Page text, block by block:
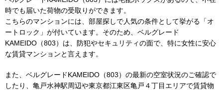
時でも届いた荷物の受取りができます。
こちらのマンションには、部屋探しで人気の条件として挙がる「オ
ートロック」が付いています。そのため、ベルグレード
KAMEIDO（803）は、防犯やセキュリティの面で、特に女性に安心
な賃貸マンションと言えます。
また、ベルグレードKAMEIDO（803）の最新の空室状況のご確認で
したり、亀戸水神駅周辺や東京都江東区亀戸４丁目エリアで賃貸物